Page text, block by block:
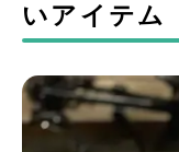
いアイテム